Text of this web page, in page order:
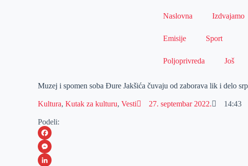
Naslovna Izdvajamo
Emisije Sport
Poljoprivreda Još
Muzej i spomen soba Đure Jakšića čuvaju od zaborava lik i delo
Kultura,Kutak za kulturu,Vesti 27. septembar 2022. 14:43
Podeli:
F
aM